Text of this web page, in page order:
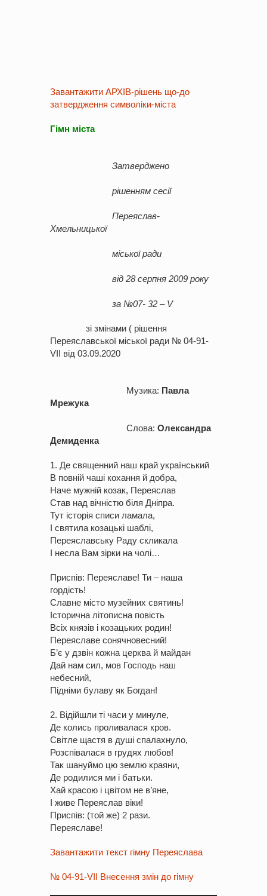
Завантажити АРХІВ-рішень що-до
затвердження символіки-міста
Гімн міста
Затверджено
рішенням сесії
Переяслав-
Хмельницької
міської ради
від 28 серпня 2009 року
за №07- 32 – V
зі змінами ( рішення
Переяславської міської ради № 04-91-
VII від 03.09.2020
Музика: Павла
Мрежука
Слова: Олександра
Демиденка
1. Де священний наш край український
В повній чаші кохання й добра,
Наче мужній козак, Переяслав
Став над вічністю біля Дніпра.
Тут історія списи ламала,
І святила козацькі шаблі,
Переяславську Раду скликала
І несла Вам зірки на чолі…
Приспів: Переяславе! Ти – наша
гордість!
Славне місто музейних святинь!
Історична літописна повість
Всіх князів і козацьких родин!
Переяславе сонячновесний!
Б’є у дзвін кожна церква й майдан
Дай нам сил, мов Господь наш
небесний,
Підніми булаву як Богдан!
2. Відійшли ті часи у минуле,
Де колись проливалася кров.
Світле щастя в душі спалахнуло,
Розспівалася в грудях любов!
Так шануймо цю землю краяни,
Де родилися ми і батьки.
Хай красою і цвітом не в’яне,
І живе Переяслав віки!
Приспів: (той же) 2 рази.
Переяславе!
Завантажити текст гімну Переяслава
№ 04-91-VII Внесення змін до гімну